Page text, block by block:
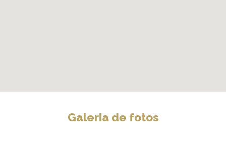
Galeria de fotos